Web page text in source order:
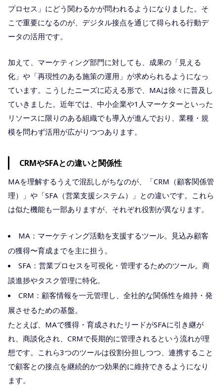
プロセス」にどう関わるかが問われるようになりました。そ
こで重要になるのが、デジタル接点を通じて得られる行動デ
ータの活用です。
加えて、マーケティング部門に対しても、成果の「見える
化」や「再現性のある施策の運用」が求められるようになっ
ています。こうしたニーズに応える形で、MAは徐々に普及し
ていきました。近年では、中小企業や1人マーケターといった
リソースに限りのある組織でも導入が進んでおり、業種・規
模を問わず活用が広がりつつあります。
CRMやSFAとの違いと関係性
MAを理解するうえで混乱しがちなのが、「CRM（顧客関係管
理）」や「SFA（営業支援システム）」との違いです。これら
は似た機能も一部ありますが、それぞれ役割が異なります。
MA：マーケティング活動を支援するツール。見込み顧客
の獲得〜育成までを主に担う。
SFA：営業プロセスを可視化・管理するためのツール。商
談進捗やタスク管理に特化。
CRM：顧客情報を一元管理し、全社的な関係性を維持・発
展させるための基盤。
たとえば、MAで獲得・育成されたリードがSFAに引き継が
れ、商談化され、CRMで長期的に管理されるという流れが理
想です。これら3つのツールは役割分担しつつ、連携すること
で顧客との接点を継続的かつ効果的に維持できるようになり
ます。